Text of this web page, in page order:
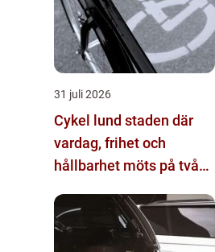
31 juli 2026
Cykel lund staden där
vardag, frihet och
hållbarhet möts på två